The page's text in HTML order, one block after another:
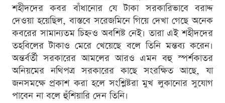
শহীদদের কবর বাঁধানোর যে টাকা সরকারিভাবে বরাদ্দ
দেওয়া হয়েছিল, বাস্তবে সরেজমিনে গিয়ে দেখা গেছে অনেক
কবরের সামান্যতম চিহ্নও অবশিষ্ট নেই। তারা এই শহীদদের
তহবিলের টাকাও মেরে খেয়েছে বলে তিনি মন্তব্য করেন।
অন্তর্বর্তী সরকারের আমলের আরও এমন বহু স্পর্শকাতর
অনিয়মের নথিপত্র সরকারের কাছে সংরক্ষিত আছে, যা
জনসমক্ষে প্রকাশ করা হলে সংশ্লিষ্টরা মুখ লুকানোর সুযোগ
পাবেন না বলে হুঁশিয়ারি দেন তিনি।